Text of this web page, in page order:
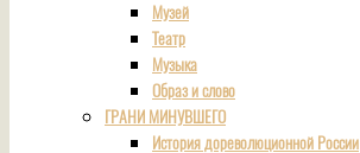
Музей
Театр
Музыка
Образ и слово
ГРАНИ МИНУВШЕГО
История дореволюционной России